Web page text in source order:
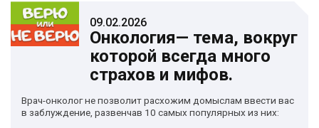
09.02.2026
Онкология— тема, вокруг
которой всегда много
страхов и мифов.
Врач-онколог не позволит расхожим домыслам ввести вас
в заблуждение, развенчав 10 самых популярных из них: